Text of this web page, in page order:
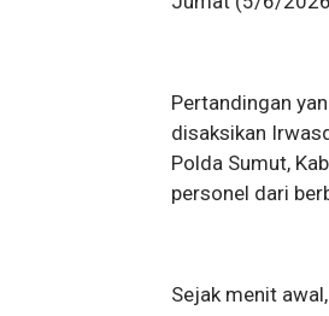
Pertandingan
disaksikan
Polda Sumut,
personel dari
Sejak menit